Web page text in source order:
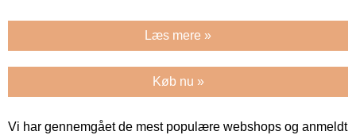
Læs mere »
Køb nu »
Vi har gennemgået de mest populære webshops og anmeldt